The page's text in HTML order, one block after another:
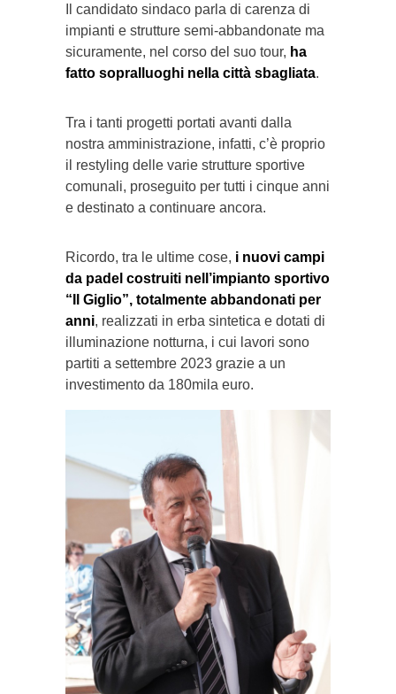
Il candidato sindaco parla di carenza di
impianti e strutture semi-abbandonate ma
sicuramente, nel corso del suo tour, ha
fatto sopralluoghi nella città sbagliata.
Tra i tanti progetti portati avanti dalla
nostra amministrazione, infatti, c’è proprio
il restyling delle varie strutture sportive
comunali, proseguito per tutti i cinque anni
e destinato a continuare ancora.
Ricordo, tra le ultime cose, i nuovi campi
da padel costruiti nell’impianto sportivo
“Il Giglio”, totalmente abbandonati per
anni, realizzati in erba sintetica e dotati di
illuminazione notturna, i cui lavori sono
partiti a settembre 2023 grazie a un
investimento da 180mila euro.